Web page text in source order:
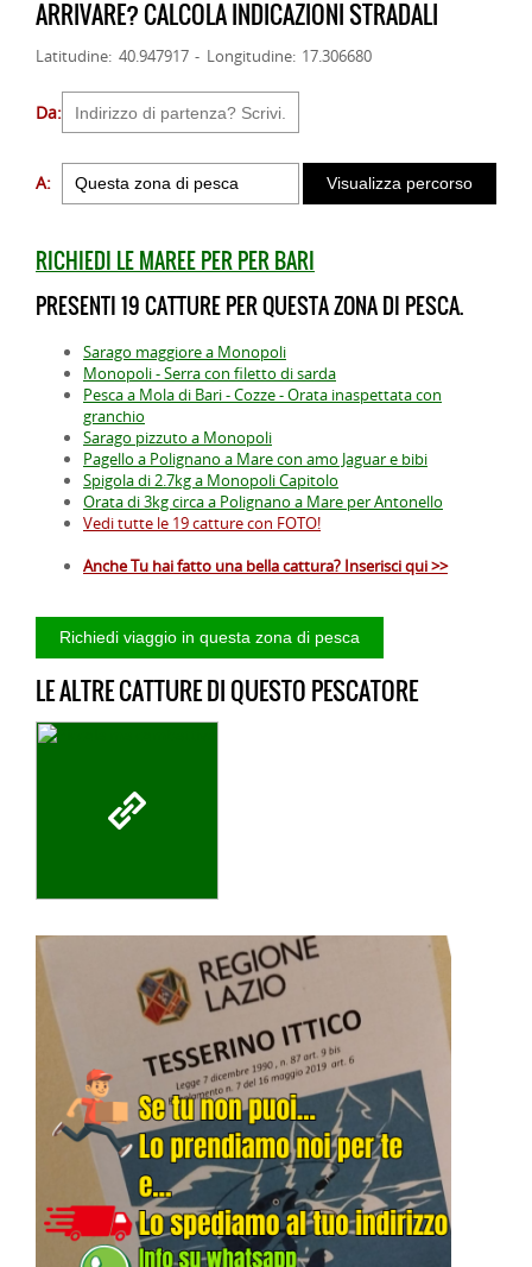
ARRIVARE? CALCOLA INDICAZIONI STRADALI
Latitudine: 40.947917 - Longitudine: 17.306680
Da:
A:
RICHIEDI LE MAREE PER PER BARI
PRESENTI 19 CATTURE PER QUESTA ZONA DI PESCA.
Sarago maggiore a Monopoli
Monopoli - Serra con filetto di sarda
Pesca a Mola di Bari - Cozze - Orata inaspettata con
granchio
Sarago pizzuto a Monopoli
Pagello a Polignano a Mare con amo Jaguar e bibi
Spigola di 2.7kg a Monopoli Capitolo
Orata di 3kg circa a Polignano a Mare per Antonello
Vedi tutte le 19 catture con FOTO!
Anche Tu hai fatto una bella cattura? Inserisci qui >>
LE ALTRE CATTURE DI QUESTO PESCATORE